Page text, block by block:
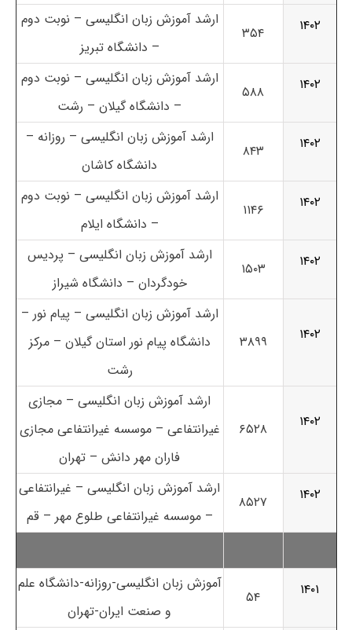
۱۴۰۲
۳۵۴
ارشد آموزش زبان انگلیسی – نوبت دوم
– دانشگاه تبریز
۱۴۰۲
۵۸۸
ارشد آموزش زبان انگلیسی – نوبت دوم
– دانشگاه گیلان – رشت
۱۴۰۲
۸۴۳
ارشد آموزش زبان انگلیسی – روزانه –
دانشگاه کاشان
۱۴۰۲
۱۱۴۶
ارشد آموزش زبان انگلیسی – نوبت دوم
– دانشگاه ایلام
۱۴۰۲
۱۵۰۳
ارشد آموزش زبان انگلیسی – پردیس
خودگردان – دانشگاه شیراز
۱۴۰۲ ۳۸۹۹
ارشد آموزش زبان انگلیسی – پیام نور –
دانشگاه پیام نور استان گیلان – مرکز
رشت
۱۴۰۲ ۶۵۲۸
ارشد آموزش زبان انگلیسی – مجازی
غیرانتفاعی – موسسه غیرانتفاعی مجازی
فاران مهر دانش – تهران
۱۴۰۲
۸۵۲۷
ارشد آموزش زبان انگلیسی – غیرانتفاعی
– موسسه غیرانتفاعی طلوع مهر – قم
۱۴۰۱ ۵۴
آموزش زبان انگلیسی-روزانه-دانشگاه علم
و صنعت ایران-تهران